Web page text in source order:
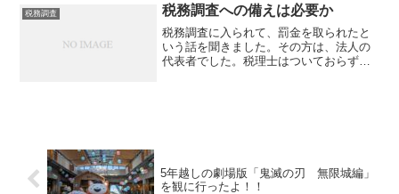
との発表がありました。予備日ないとの
ことです。先日の鎌倉花火...
税務調査 税務調査への備えは必要か
税務調査に入られて、罰金を取られたと
いう話を聞きました。その方は、法人の
代表者でした。税理士はついておらず、
5年越しの劇場版「鬼滅の刃 無限城編」
を観に行ったよ！！